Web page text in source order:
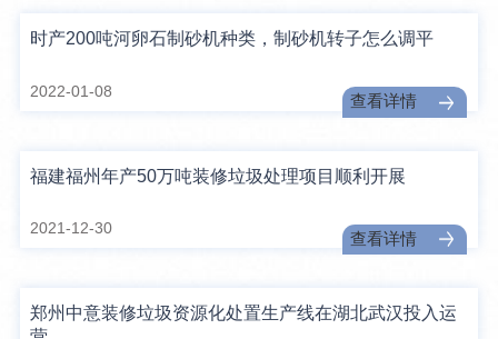
时产200吨河卵石制砂机种类，制砂机转子怎么调平
2022-01-08
查看详情
福建福州年产50万吨装修垃圾处理项目顺利开展
2021-12-30
查看详情
郑州中意装修垃圾资源化处置生产线在湖北武汉投入运